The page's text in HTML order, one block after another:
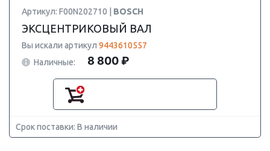
Артикул: F00N202710 | BOSCH
ЭКСЦЕНТРИКОВЫЙ ВАЛ
Вы искали артикул 9443610557
Наличные:
8 800 ₽
Срок поставки: В наличии